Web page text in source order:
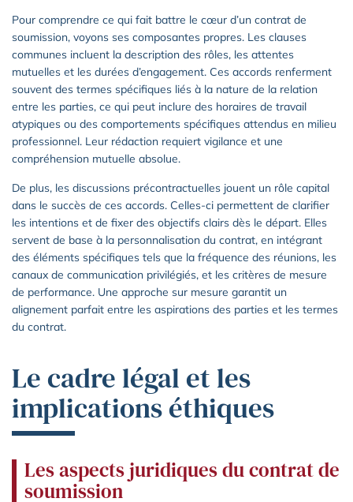
Pour comprendre ce qui fait battre le cœur d’un contrat de
soumission, voyons ses composantes propres. Les clauses
communes incluent la description des rôles, les attentes
mutuelles et les durées d’engagement. Ces accords renferment
souvent des termes spécifiques liés à la nature de la relation
entre les parties, ce qui peut inclure des horaires de travail
atypiques ou des comportements spécifiques attendus en milieu
professionnel. Leur rédaction requiert vigilance et une
compréhension mutuelle absolue.
De plus, les discussions précontractuelles jouent un rôle capital
dans le succès de ces accords. Celles-ci permettent de clarifier
les intentions et de fixer des objectifs clairs dès le départ. Elles
servent de base à la personnalisation du contrat, en intégrant
des éléments spécifiques tels que la fréquence des réunions, les
canaux de communication privilégiés, et les critères de mesure
de performance. Une approche sur mesure garantit un
alignement parfait entre les aspirations des parties et les termes
du contrat.
Le cadre légal et les
implications éthiques
Les aspects juridiques du contrat de
soumission